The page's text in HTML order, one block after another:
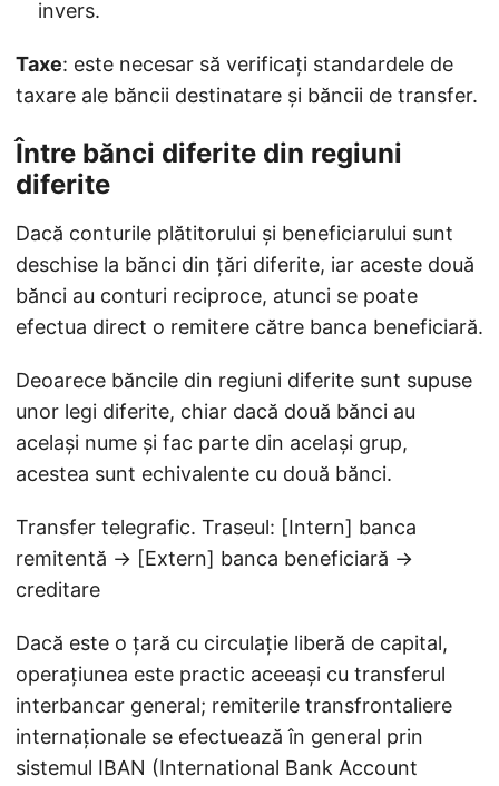
invers.
Taxe: este necesar să verificați standardele de
taxare ale băncii destinatare și băncii de transfer.
Între bănci diferite din regiuni
diferite
Dacă conturile plătitorului și beneficiarului sunt
deschise la bănci din țări diferite, iar aceste două
bănci au conturi reciproce, atunci se poate
efectua direct o remitere către banca beneficiară.
Deoarece băncile din regiuni diferite sunt supuse
unor legi diferite, chiar dacă două bănci au
același nume și fac parte din același grup,
acestea sunt echivalente cu două bănci.
Transfer telegrafic. Traseul: [Intern] banca
remitentă → [Extern] banca beneficiară →
creditare
Dacă este o țară cu circulație liberă de capital,
operațiunea este practic aceeași cu transferul
interbancar general; remiterile transfrontaliere
internaționale se efectuează în general prin
sistemul IBAN (International Bank Account